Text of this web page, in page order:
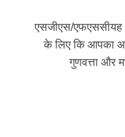
एसजीएस/एफएससीयह
के लिए कि आपका
गुणवत्ता और